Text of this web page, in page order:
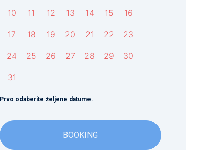
10 11 12 13 14 15 16
17 18 19 20 21 22 23
24 25 26 27 28 29 30
31
Prvo odaberite željene datume.
BOOKING